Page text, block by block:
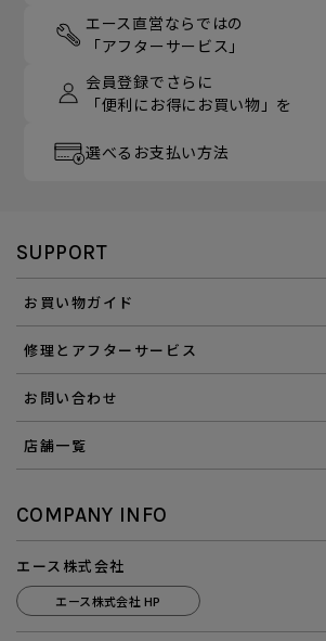
エース直営ならではの
「アフターサービス」
会員登録でさらに
「便利にお得にお買い物」を
選べるお支払い方法
SUPPORT
お買い物ガイド
修理とアフターサービス
お問い合わせ
店舗一覧
COMPANY INFO
エース株式会社
エース株式会社 HP